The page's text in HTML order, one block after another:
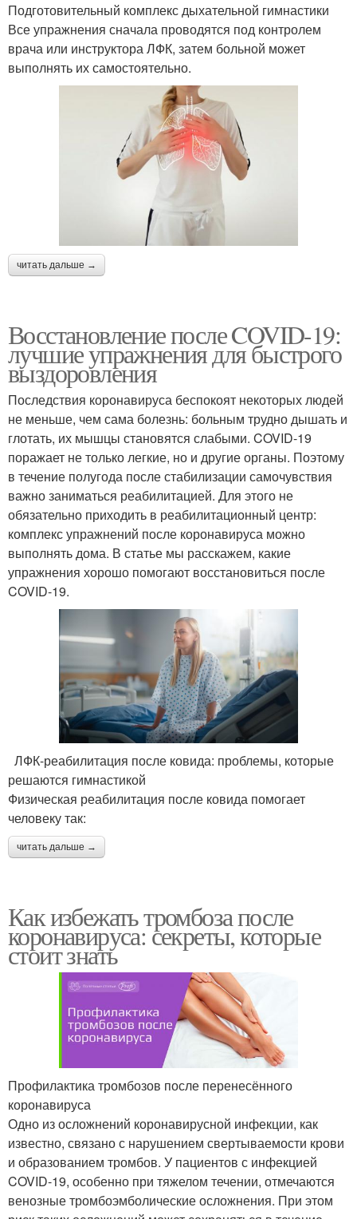
Подготовительный комплекс дыхательной гимнастики
Все упражнения сначала проводятся под контролем
врача или инструктора ЛФК, затем больной может
выполнять их самостоятельно.
читать дальше →
Восстановление после COVID-19:
лучшие упражнения для быстрого
выздоровления
Последствия коронавируса беспокоят некоторых людей
не меньше, чем сама болезнь: больным трудно дышать и
глотать, их мышцы становятся слабыми. COVID-19
поражает не только легкие, но и другие органы. Поэтому
в течение полугода после стабилизации самочувствия
важно заниматься реабилитацией. Для этого не
обязательно приходить в реабилитационный центр:
комплекс упражнений после коронавируса можно
выполнять дома. В статье мы расскажем, какие
упражнения хорошо помогают восстановиться после
COVID-19.
ЛФК-реабилитация после ковида: проблемы, которые
решаются гимнастикой
Физическая реабилитация после ковида помогает
человеку так:
читать дальше →
Как избежать тромбоза после
коронавируса: секреты, которые
стоит знать
Профилактика тромбозов после перенесённого
коронавируса
Одно из осложнений коронавирусной инфекции, как
известно, связано с нарушением свертываемости крови
и образованием тромбов. У пациентов с инфекцией
COVID-19, особенно при тяжелом течении, отмечаются
венозные тромбоэмболические осложнения. При этом